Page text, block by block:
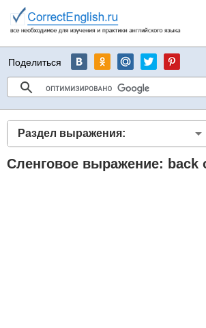
Поделиться
Раздел выражения:
Сленговое выражение: back